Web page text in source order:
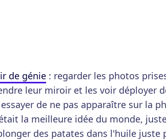
de génie : regarder les photos
leur miroir et les voir déployer
de ne pas apparaître sur la
la meilleure idée du monde,
des patates dans l'huile juste